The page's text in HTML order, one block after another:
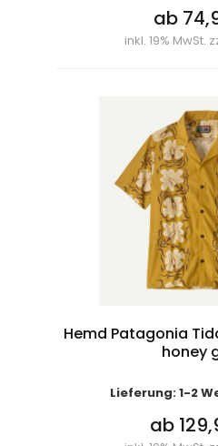
ab
inkl. 19% MwSt.
Hemd Patagonia
honey
Lieferung: 1-2
ab